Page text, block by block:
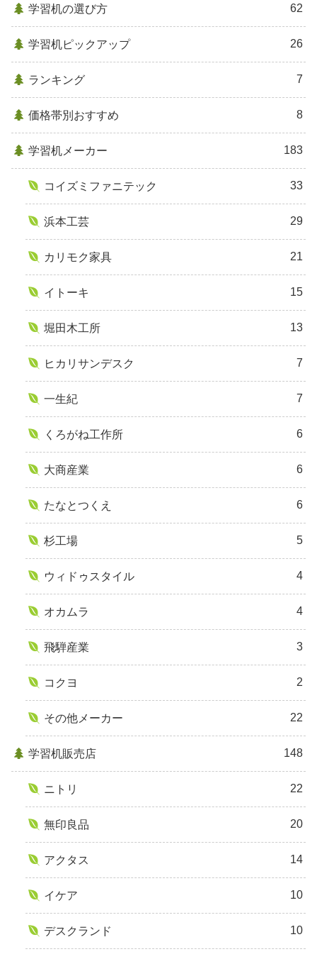
学習机の選び方 62
学習机ピックアップ 26
ランキング 7
価格帯別おすすめ 8
学習机メーカー 183
コイズミファニテック 33
浜本工芸 29
カリモク家具 21
イトーキ 15
堀田木工所 13
ヒカリサンデスク 7
一生紀 7
くろがね工作所 6
大商産業 6
たなとつくえ 6
杉工場 5
ウィドゥスタイル 4
オカムラ 4
飛騨産業 3
コクヨ 2
その他メーカー 22
学習机販売店 148
ニトリ 22
無印良品 20
アクタス 14
イケア 10
デスクランド 10